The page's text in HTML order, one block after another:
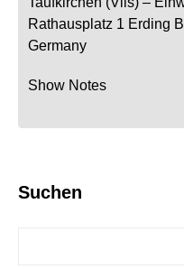
Rathausplatz 1 Erding
Germany
Show Notes
Suchen